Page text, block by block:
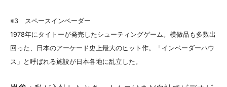
※3 スペースインベーダー
1978年にタイトーが発売したシューティングゲーム。模倣品も多数出
回った、日本のアーケード史上最大のヒット作。「インベーダーハウ
ス」と呼ばれる施設が日本各地に乱立した。